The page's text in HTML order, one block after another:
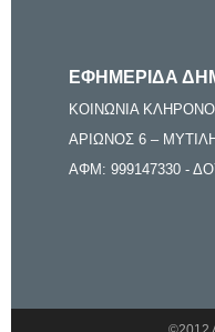
ΕΦΗΜΕΡΙΔΑ
ΚΟΙΝΩΝΙΑ
ΑΡΙΩΝΟΣ 6 –
ΑΦΜ: 999147330 -